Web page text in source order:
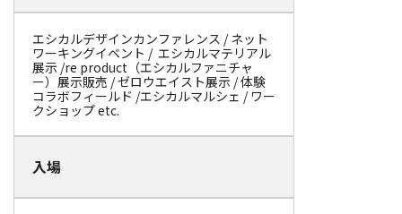
エシカルデザインカンファレンス / ネット
ワーキングイベント / エシカルマテリアル
展示 /re product（エシカルファニチャ
ー）展示販売 / ゼロウエイスト展示 / 体験
コラボフィールド /エシカルマルシェ / ワー
クショップ etc.
入場